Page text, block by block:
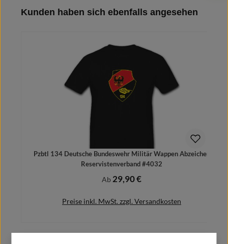
Produktgalerie überspringen
Kunden haben sich ebenfalls angesehen
Pzbtl 134 Deutsche Bundeswehr Militär Wappen Abzeichen
Reservistenverband #4032
Regulärer Preis:
Ab 29,90 €
Preise inkl. MwSt. zzgl. Versandkosten